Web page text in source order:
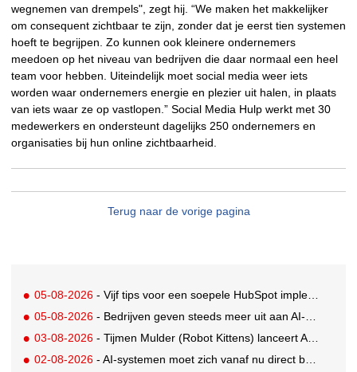
wegnemen van drempels", zegt hij. “We maken het makkelijker
om consequent zichtbaar te zijn, zonder dat je eerst tien systemen
hoeft te begrijpen. Zo kunnen ook kleinere ondernemers
meedoen op het niveau van bedrijven die daar normaal een heel
team voor hebben. Uiteindelijk moet social media weer iets
worden waar ondernemers energie en plezier uit halen, in plaats
van iets waar ze op vastlopen.” Social Media Hulp werkt met 30
medewerkers en ondersteunt dagelijks 250 ondernemers en
organisaties bij hun online zichtbaarheid.
Terug naar de vorige pagina
05-08-2026 - Vijf tips voor een soepele HubSpot implementatie
05-08-2026 - Bedrijven geven steeds meer uit aan AI-native tools: Anthropic grootste stijger, OpenAI koploper
03-08-2026 - Tijmen Mulder (Robot Kittens) lanceert AI-assisted softwarebedrijf aiaicaptain
02-08-2026 - AI-systemen moet zich vanaf nu direct bekendmaken